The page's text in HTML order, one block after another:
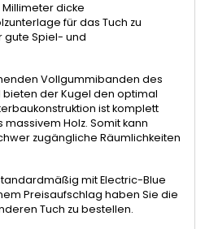
dicke
für das Tuch zu
Spiel- und
Vollgummibanden des
der Kugel den optimal
ist komplett
Holz. Somit kann
zugängliche Räumlichkeiten
mit Electric-Blue
Preisaufschlag haben Sie die
Tuch zu bestellen.